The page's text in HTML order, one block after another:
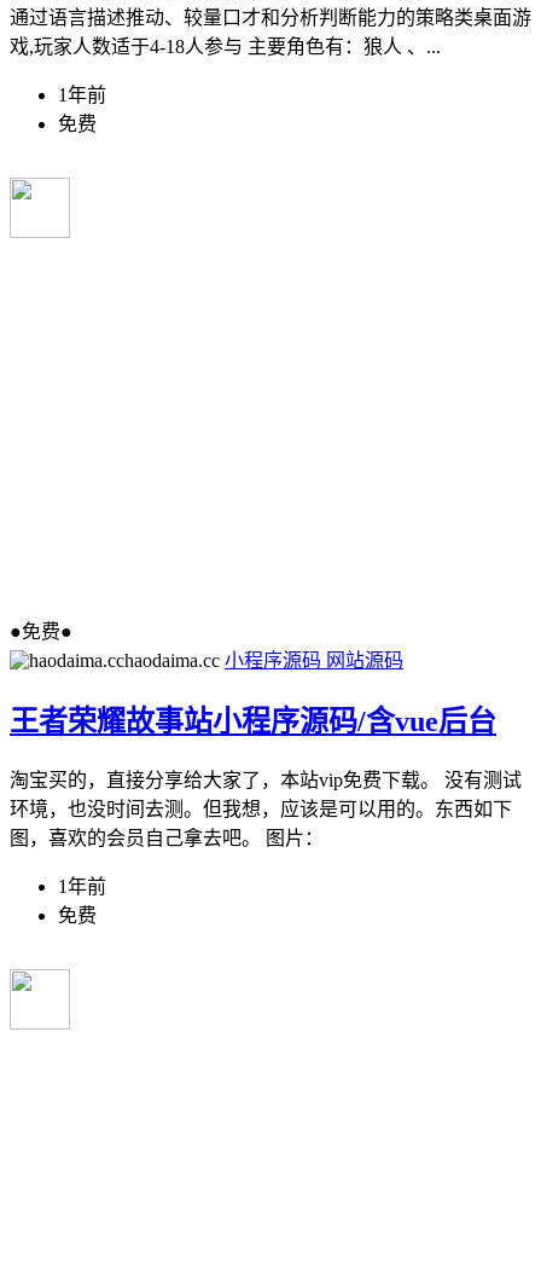
通过语言描述推动、较量口才和分析判断能力的策略类桌面游
戏,玩家人数适于4-18人参与 主要角色有：狼人 、...
1年前
免费
●免费●
haodaima.cc 小程序源码 网站源码
王者荣耀故事站小程序源码/含vue后台
淘宝买的，直接分享给大家了，本站vip免费下载。 没有测试
环境，也没时间去测。但我想，应该是可以用的。东西如下
图，喜欢的会员自己拿去吧。 图片：
1年前
免费